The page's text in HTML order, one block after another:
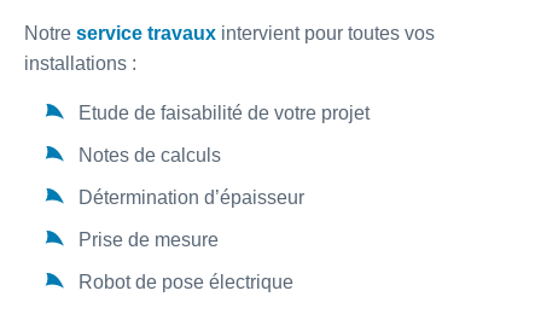
Notre service travaux intervient pour toutes vos
installations :
Etude de faisabilité de votre projet
Notes de calculs
Détermination d’épaisseur
Prise de mesure
Robot de pose électrique